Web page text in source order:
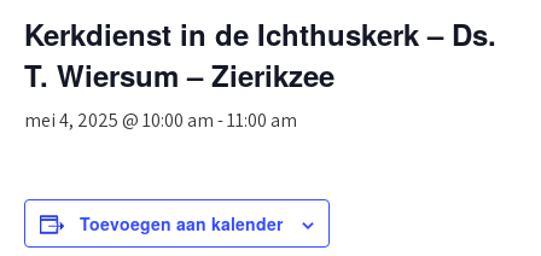
Kerkdienst in de Ichthuskerk – Ds.
T. Wiersum – Zierikzee
mei 4, 2025 @ 10:00 am-11:00 am
Toevoegen aan kalender